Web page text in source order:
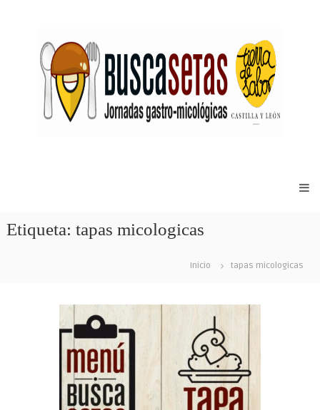
las
Castilla
Etiqueta: tapas micologicas
Inicio tapas micologicas